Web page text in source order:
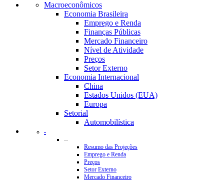
Macroeconômicos
Economia Brasileira
Emprego e Renda
Finanças Públicas
Mercado Financeiro
Nível de Atividade
Preços
Setor Externo
Economia Internacional
China
Estados Unidos (EUA)
Europa
Setorial
Automobilística
-
--
Resumo das Projeções
Emprego e Renda
Preços
Setor Externo
Mercado Financeiro